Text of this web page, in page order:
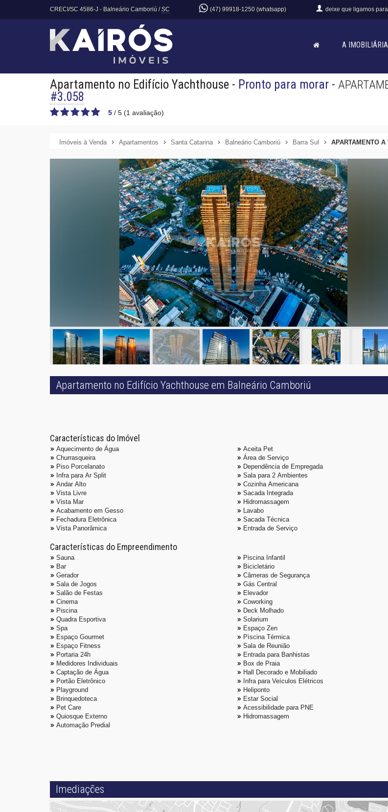
CRECI/SC 4586-J - Balneário Camboriú /SC (47) 99918-1250 (whatsapp) deixe que ligamos
A IMOBILIÁRIA
Apartamento no Edifício Yachthouse - Pronto para morar -
#3.058
5 / 5 (1 avaliação)
Imóveis à Venda Apartamentos Santa Catarina Balneário Camboriú Barra Sul APARTAMENTO
Apartamento no Edifício Yachthouse em Balneário Camboriú
Características do Imóvel
Aquecimento de Água
Churrasqueira
Piso Porcelanato
Infra para Ar Split
Andar Alto
Vista Livre
Vista Mar
Acabamento em Gesso
Fechadura Eletrônica
Vista Panorâmica
Aceita Pet
Área de Serviço
Dependência de Empregada
Sala para 2 Ambientes
Cozinha Americana
Sacada Integrada
Hidromassagem
Lavabo
Sacada Técnica
Entrada de Serviço
Características do Empreendimento
Sauna
Bar
Gerador
Sala de Jogos
Salão de Festas
Cinema
Piscina
Quadra Esportiva
Spa
Espaço Gourmet
Espaço Fitness
Portaria 24h
Medidores Individuais
Captação de Água
Portão Eletrônico
Playground
Brinquedoteca
Pet Care
Quiosque Externo
Automação Predial
Piscina Infantil
Bicicletário
Câmeras de Segurança
Gás Central
Elevador
Coworking
Deck Molhado
Solarium
Espaço Zen
Pìscina Térmica
Sala de Reunião
Entrada para Banhistas
Box de Praia
Hall Decorado e Mobiliado
Infra para Veículos Elétricos
Heliponto
Estar Social
Acessibilidade para PNE
Hidromassagem
Imediações